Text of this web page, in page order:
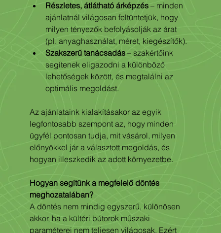
Részletes, átlátható árképzés – minden
ajánlatnál világosan feltüntetjük, hogy
milyen tényezők befolyásolják az árat
(pl. anyaghasználat, méret, kiegészítők).
Szakszerű tanácsadás – szakértőink
segítenek eligazodni a különböző
lehetőségek között, és megtalálni az
optimális megoldást.
Az ajánlataink kialakításakor az egyik
legfontosabb szempont az, hogy minden
ügyfél pontosan tudja, mit vásárol, milyen
előnyökkel jár a választott megoldás, és
hogyan illeszkedik az adott környezetbe.
Hogyan segítünk a megfelelő döntés
meghozatalában?
A döntés nem mindig egyszerű, különösen
akkor, ha a kültéri bútorok műszaki
paraméterei nem teljesen világosak. Ezért